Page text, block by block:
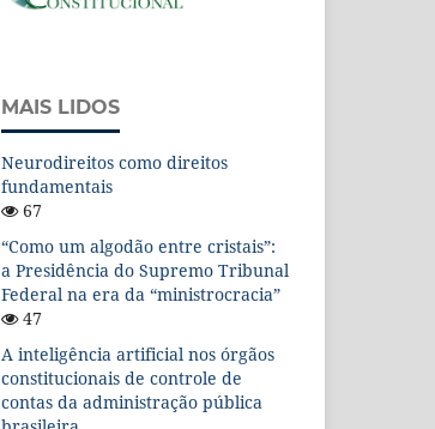
MAIS LIDOS
Neurodireitos como direitos
fundamentais
67
“Como um algodão entre cristais”:
a Presidência do Supremo Tribunal
Federal na era da “ministrocracia”
47
A inteligência artificial nos órgãos
constitucionais de controle de
contas da administração pública